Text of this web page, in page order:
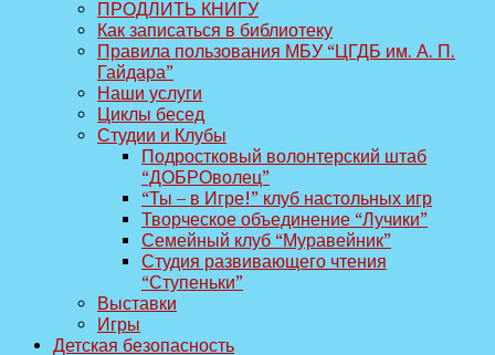
ПРОДЛИТЬ КНИГУ
Как записаться в библиотеку
Правила пользования МБУ “ЦГДБ им. А. П.
Гайдара”
Наши услуги
Циклы бесед
Студии и Клубы
Подростковый волонтерский штаб
“ДОБРОволец”
“Ты – в Игре!” клуб настольных игр
Творческое объединение “Лучики”
Семейный клуб “Муравейник”
Студия развивающего чтения
“Ступеньки”
Выставки
Игры
Детская безопасность